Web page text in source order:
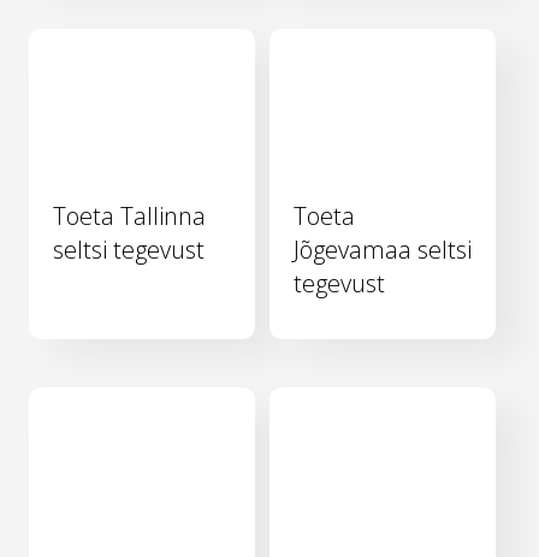
Toeta Tallinna
seltsi tegevust
Toeta
Jõgevamaa seltsi
tegevust